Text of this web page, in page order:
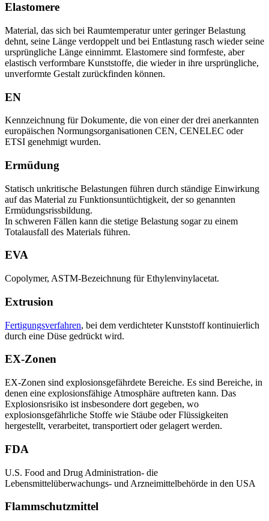
Elastomere
Material, das sich bei Raumtemperatur unter geringer Belastung
dehnt, seine Länge verdoppelt und bei Entlastung rasch wieder seine
ursprüngliche Länge einnimmt. Elastomere sind formfeste, aber
elastisch verformbare Kunststoffe, die wieder in ihre ursprüngliche,
unverformte Gestalt zurückfinden können.
EN
Kennzeichnung für Dokumente, die von einer der drei anerkannten
europäischen Normungsorganisationen CEN, CENELEC oder
ETSI genehmigt wurden.
Ermüdung
Statisch unkritische Belastungen führen durch ständige Einwirkung
auf das Material zu Funktionsuntüchtigkeit, der so genannten
Ermüdungsrissbildung.
In schweren Fällen kann die stetige Belastung sogar zu einem
Totalausfall des Materials führen.
EVA
Copolymer, ASTM-Bezeichnung für Ethylenvinylacetat.
Extrusion
Fertigungsverfahren, bei dem verdichteter Kunststoff kontinuierlich
durch eine Düse gedrückt wird.
EX-Zonen
EX-Zonen sind explosionsgefährdete Bereiche. Es sind Bereiche, in
denen eine explosionsfähige Atmosphäre auftreten kann. Das
Explosionsrisiko ist insbesondere dort gegeben, wo
explosionsgefährliche Stoffe wie Stäube oder Flüssigkeiten
hergestellt, verarbeitet, transportiert oder gelagert werden.
FDA
U.S. Food and Drug Administration- die
Lebensmittelüberwachungs- und Arzneimittelbehörde in den USA
Flammschutzmittel